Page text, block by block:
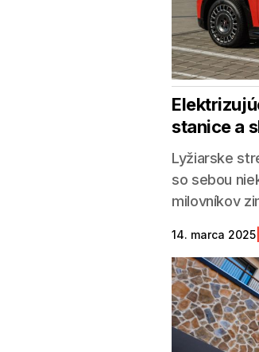
stanice a
Lyžiarske
so sebou
milovníkov
14. marca 2025